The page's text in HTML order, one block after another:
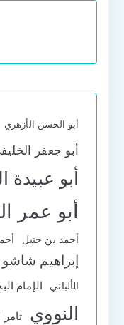
أبو الحسن الأزهري
أبو جعفر
أبو عبيدة
أبو عمر
أحمد بن حنبل
إبراهيم شاشو
الألباني الإمام
النووي تامر